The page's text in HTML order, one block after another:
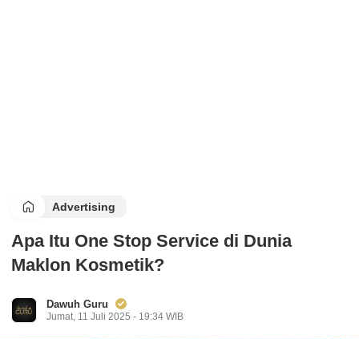
Advertising
Apa Itu One Stop Service di Dunia
Maklon Kosmetik?
Dawuh Guru
Jumat, 11 Juli 2025 - 19:34 WIB